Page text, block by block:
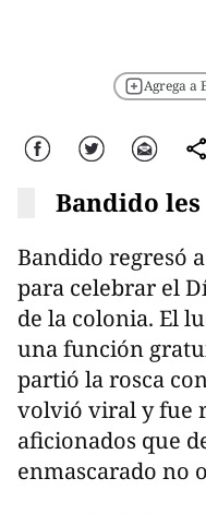
Agrega a
Facebook Twitter Correo
Bandido
Bandido regresó
para celebrar el
de la colonia. El
una función
partió la rosca
volvió viral y fue
aficionados que
enmascarado no